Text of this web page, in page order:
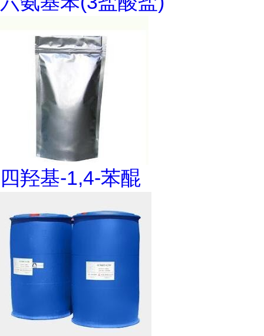
四羟基-1,4-苯醌